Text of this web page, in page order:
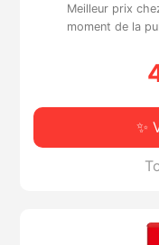
Meilleur prix
moment de la
✨